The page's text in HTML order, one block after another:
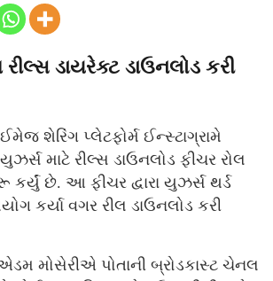
ડાયરેક્ટ ડાઉનલોડ કરી
ઈમેજ શેરિંગ પ્લેટફોર્મ ઈન્સ્ટાગ્રામે
માટે રીલ્સ ડાઉનલોડ ફીચર રોલ
છે. આ ફીચર દ્વારા યુઝર્સ થર્ડ
કર્યા વગર રીલ ડાઉનલોડ કરી
મોસેરીએ પોતાની બ્રોડકાસ્ટ ચેનલ